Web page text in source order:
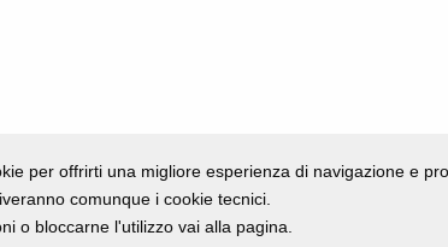
Zoli
per offrirti una migliore esperienza di navigazione e
comunque i cookie tecnici.
o bloccarne l'utilizzo vai alla pagina.